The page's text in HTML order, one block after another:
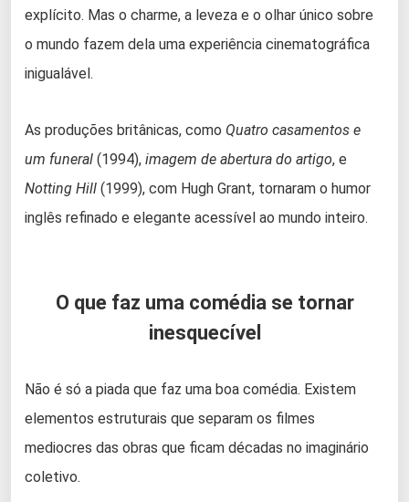
explícito. Mas o charme, a leveza e o olhar único sobre
o mundo fazem dela uma experiência cinematográfica
inigualável.
As produções britânicas, como Quatro casamentos e
um funeral (1994), imagem de abertura do artigo, e
Notting Hill (1999), com Hugh Grant, tornaram o humor
inglês refinado e elegante acessível ao mundo inteiro.
O que faz uma comédia se tornar
inesquecível
Não é só a piada que faz uma boa comédia. Existem
elementos estruturais que separam os filmes
mediocres das obras que ficam décadas no imaginário
coletivo.